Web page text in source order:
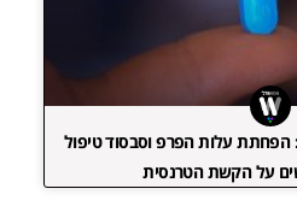
עלות הפרפ וסבסוד טיפול
על הקשת הטרנסית